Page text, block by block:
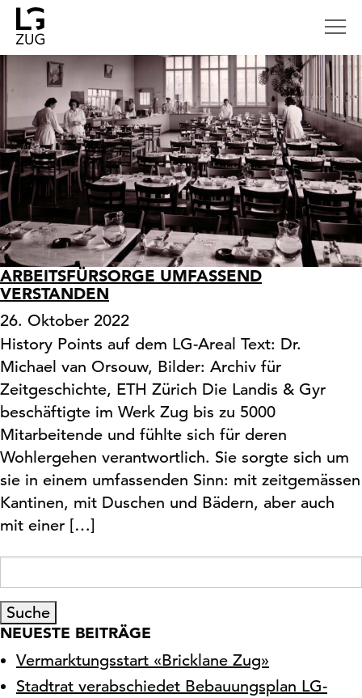
ARBEITSFÜRSORGE UMFASSEND
VERSTANDEN
26. Oktober 2022
History Points auf dem LG-Areal Text: Dr.
Michael van Orsouw, Bilder: Archiv für
Zeitgeschichte, ETH Zürich Die Landis & Gyr
beschäftigte im Werk Zug bis zu 5000
Mitarbeitende und fühlte sich für deren
Wohlergehen verantwortlich. Sie sorgte sich um
sie in einem umfassenden Sinn: mit zeitgemässen
Kantinen, mit Duschen und Bädern, aber auch
mit einer […]
nach:
NEUESTE BEITRÄGE
Vermarktungsstart «Bricklane Zug»
Stadtrat verabschiedet Bebauungsplan LG-